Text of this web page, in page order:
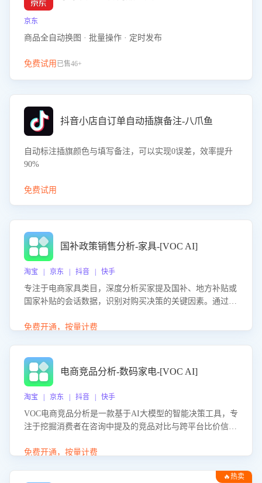
京东
商品全自动换图 · 批量操作 · 定时发布
免费试用 已售46+
抖音小店自订单自动插旗备注-八爪鱼
自动标注插旗颜色与填写备注，可以实现0误差，效率提升
90%
免费试用
国补政策销售分析-家具-[VOC AI]
淘宝 | 京东 | 抖音 | 快手
专注于电商家具类目，深度分析买家提及国补、地方补贴或
国家补贴的会话数据，识别对购买决策的关键因素。通过AI
化策略，助力商家利用国补政策提升GMV。
免费开通，按量计费
电商竞品分析-数码家电-[VOC AI]
淘宝 | 京东 | 抖音 | 快手
VOC电商竞品分析是一款基于AI大模型的智能决策工具，专
注于挖掘消费者在咨询中提及的竞品对比与跨平台比价信
商品信息，进行多维度交叉对比，并分析消费者的比价行
企业优化营销话术、突出产品与服务优势，有效提升咨询转
免费开通，按量计费
🔥热卖